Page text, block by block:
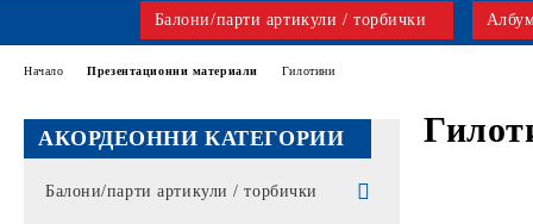
Балони/парти артикули / торбички
АКОРДЕОННИ КАТЕГОРИИ
Балони/парти артикули / торбички
Начало Презентационни материали Гилотини